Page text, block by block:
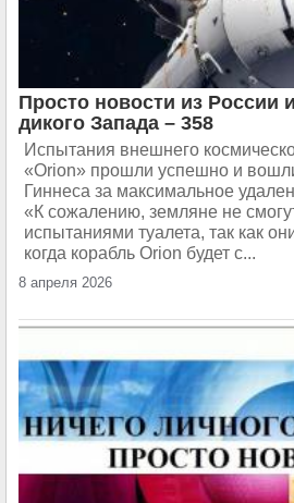
Просто новости из России
дикого Запада – 358
Испытания внешнего
«Orion» прошли успешно и
Гиннеса за максимальное
«К сожалению, земляне не
испытаниями туалета, так как
когда корабль Orion будет с...
8 апреля 2026